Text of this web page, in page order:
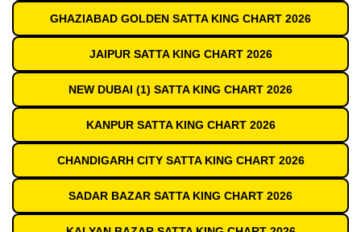
GHAZIABAD GOLDEN SATTA KING CHART 2026
JAIPUR SATTA KING CHART 2026
NEW DUBAI (1) SATTA KING CHART 2026
KANPUR SATTA KING CHART 2026
CHANDIGARH CITY SATTA KING CHART 2026
SADAR BAZAR SATTA KING CHART 2026